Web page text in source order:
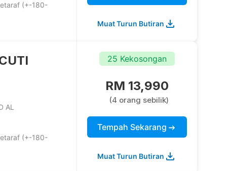
(+-180-
Muat Turun Butiran
AL
(+-180-
25 Kekosongan
RM 13,990
(4 orang sebilik)
Tempah Sekarang
Muat Turun Butiran